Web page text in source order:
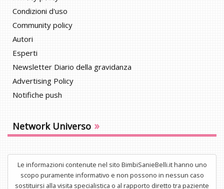
Condizioni d'uso
Community policy
Autori
Esperti
Newsletter Diario della gravidanza
Advertising Policy
Notifiche push
Network Universo »
Le informazioni contenute nel sito BimbiSanieBelli.it hanno uno
scopo puramente informativo e non possono in nessun caso
sostituirsi alla visita specialistica o al rapporto diretto tra paziente